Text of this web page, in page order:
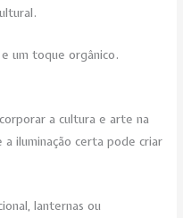
um toque orgânico.
a cultura e arte na
iluminação certa pode criar
lanternas ou